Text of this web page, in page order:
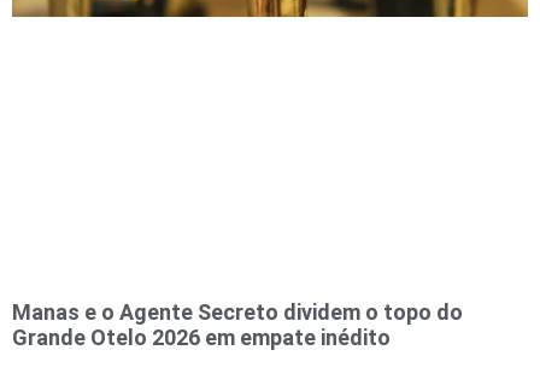
Manas e o Agente Secreto dividem o topo do
Grande Otelo 2026 em empate inédito